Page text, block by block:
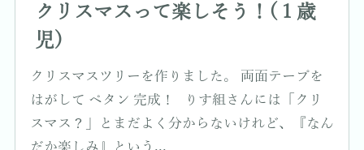
クリスマスって楽しそう！(１歳
児)
クリスマスツリーを作りました。 両面テープを
はがして ペタン 完成！ りす組さんには「クリ
スマス？」とまだよく分からないけれど、『なん